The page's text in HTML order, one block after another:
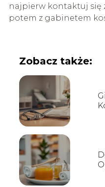
najpierw kontaktuj się
potem z gabinetem
Zobacz także: